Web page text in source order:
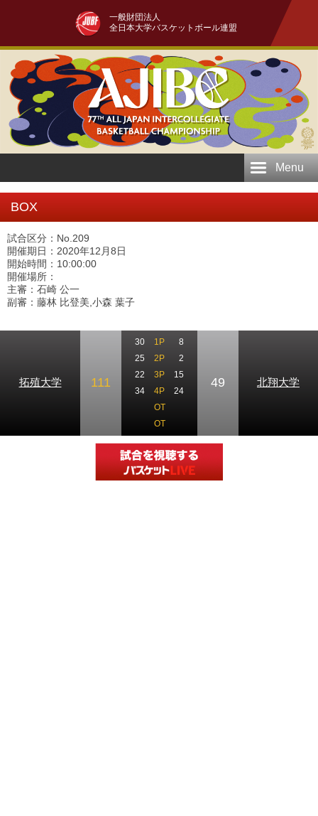
一般財団法人
全日本大学バスケットボール連盟
Menu
BOX
試合区分：No.209
開催期日：2020年12月8日
開始時間：10:00:00
開催場所：
主審：石崎 公一
副審：藤林 比登美,小森 葉子
拓殖大学 111
30 1P
8
25
2P
2
22
3P
15
34
4P
24
OT
OT
49 北翔大学